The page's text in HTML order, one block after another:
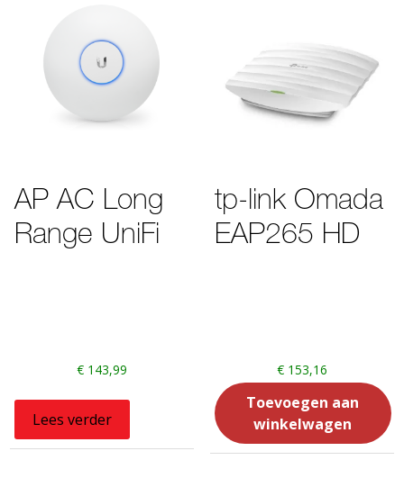
AP AC Long
Range UniFi
€ 143,99
Lees verder
tp-link Omada
EAP265 HD
€153,16
Toevoegen aan
winkelwagen